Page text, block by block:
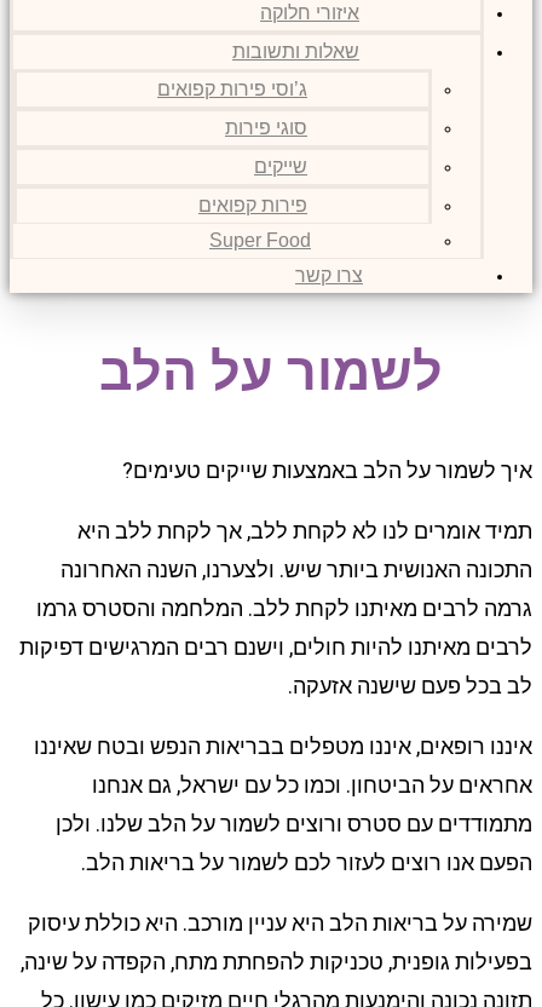
איזורי חלוקה
שאלות ותשובות
ג’וסי פירות קפואים
סוגי פירות
שייקים
פירות קפואים
Super Food
צרו קשר
לשמור על הלב
איך לשמור על הלב באמצעות שייקים טעימים?
תמיד אומרים לנו לא לקחת ללב, אך לקחת ללב היא
התכונה האנושית ביותר שיש. ולצערנו, השנה האחרונה
גרמה לרבים מאיתנו לקחת ללב. המלחמה והסטרס גרמו
לרבים מאיתנו להיות חולים, וישנם רבים המרגישים דפיקות
לב בכל פעם שישנה אזעקה.
איננו רופאים, איננו מטפלים בבריאות הנפש ובטח שאיננו
אחראים על הביטחון. וכמו כל עם ישראל, גם אנחנו
מתמודדים עם סטרס ורוצים לשמור על הלב שלנו. ולכן
הפעם אנו רוצים לעזור לכם לשמור על בריאות הלב.
שמירה על בריאות הלב היא עניין מורכב. היא כוללת עיסוק
בפעילות גופנית, טכניקות להפחתת מתח, הקפדה על שינה,
תזונה נכונה והימנעות מהרגלי חיים מזיקים כמו עישון. כל